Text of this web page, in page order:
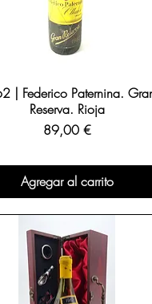
| Federico Paternina.
Reserva. Rioja
Precio
89,00 €
Agregar al carrito